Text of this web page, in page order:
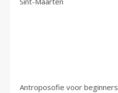
Antroposofie voor beginners